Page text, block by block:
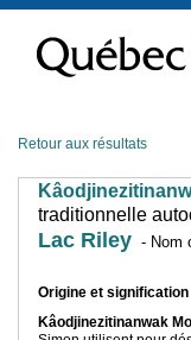
contenu
Retour aux résultats
traditionnelle
Lac Riley - Nom
Origine et signification
Kâodjinezitinanwak